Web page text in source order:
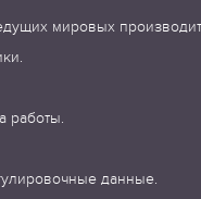
мировых
работы.
данные.